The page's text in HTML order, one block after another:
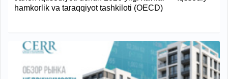
hamkorlik va taraqqiyot tashkiloti (OECD)